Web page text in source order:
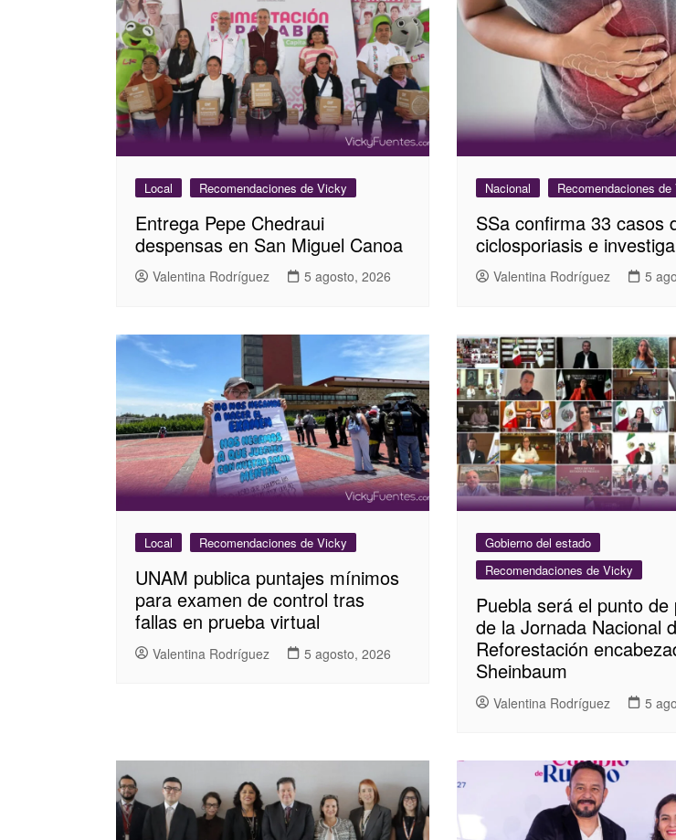
Local Recomendaciones de Vicky
Entrega Pepe Chedraui
despensas en San Miguel Canoa
Valentina Rodríguez 5 agosto, 2026
Nacional Recomendaciones
SSa confirma 33 casos
ciclosporiasis e
Valentina Rodríguez 5
Local Recomendaciones de Vicky
UNAM publica puntajes mínimos
para examen de control tras
fallas en prueba virtual
Valentina Rodríguez 5 agosto, 2026
Gobierno del estado
Recomendaciones de Vicky
Puebla será el punto de
de la Jornada Nacional
Reforestación
Sheinbaum
Valentina Rodríguez 5